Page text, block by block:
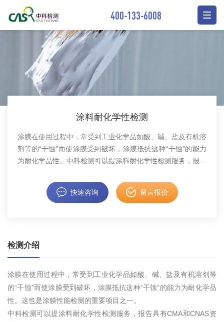
400-133-6008
涂料耐化学性检测
​涂膜在使用过程中，常受到工业化学品如酸、碱、盐及有机溶
剂等的“干蚀”而使涂膜受到破坏，涂膜抵抗这种“干蚀”的能力
为耐化学品性。中科检测可以提涂料耐化学性检测服务，报告
快速咨询 留言报价
检测介绍
涂膜在使用过程中，常受到工业化学品如酸、碱、盐及有机溶剂等
的“干蚀”而使涂膜受到破坏，涂膜抵抗这种“干蚀”的能力为耐化学品
性。这也是涂膜性能检测的重要项目之一。
中科检测可以提涂料耐化学性检测服务，报告具有CMA和CNAS资